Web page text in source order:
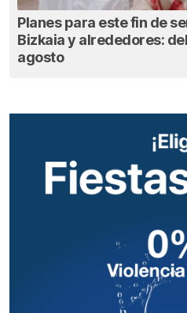
Planes para este fin de
Bizkaia y alrededores:
agosto